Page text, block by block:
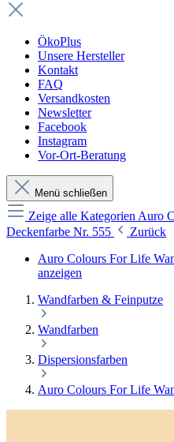
ÖkoPlus
Unsere Hersteller
Kontakt
FAQ
Versandkosten
Newsletter
Facebook
Instagram
Vor-Ort-Beratung
Menü schließen
Zeige alle Kategorien Auro
Deckenfarbe Nr. 555
Zurück
Auro Colours For Life
anzeigen
Wandfarben & Feinputze
Wandfarben
Dispersionsfarben
Auro Colours For Life